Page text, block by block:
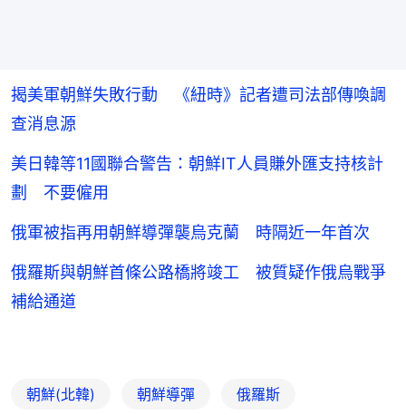
揭美軍朝鮮失敗行動 《紐時》記者遭司法部傳喚調
查消息源
美日韓等11國聯合警告：朝鮮IT人員賺外匯支持核計
劃 不要僱用
俄軍被指再用朝鮮導彈襲烏克蘭 時隔近一年首次
俄羅斯與朝鮮首條公路橋將竣工 被質疑作俄烏戰爭
補給通道
朝鮮(北韓) 朝鮮導彈 俄羅斯